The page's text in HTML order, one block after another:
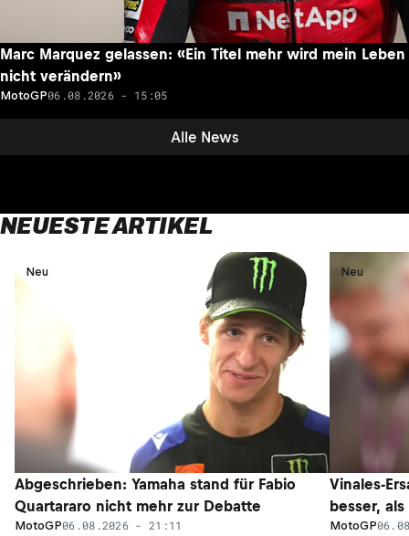
Alle News
Marc Marquez gelassen: «Ein Titel mehr wird mein Leben
nicht verändern»
MotoGP06.08.2026 - 15:05
NEUESTE ARTIKEL
Neu
Abgeschrieben: Yamaha stand für Fabio
Quartararo nicht mehr zur Debatte
MotoGP06.08.2026 - 21:11
Neu
Vinales-
besser,
MotoGP